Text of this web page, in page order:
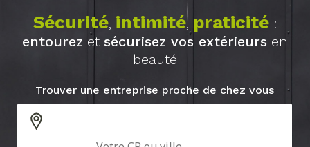
Sécurité, intimité, praticité:
entourez et sécurisez vos extérieurs en
beauté
Trouver une entreprise proche de chez vous